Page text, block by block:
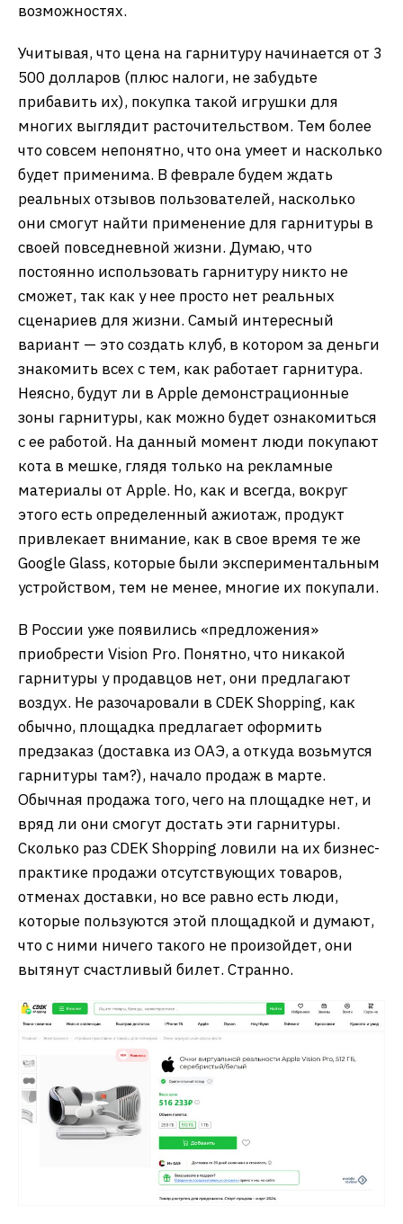
возможностях.
Учитывая, что цена на гарнитуру начинается от 3
500 долларов (плюс налоги, не забудьте
прибавить их), покупка такой игрушки для
многих выглядит расточительством. Тем более
что совсем непонятно, что она умеет и насколько
будет применима. В феврале будем ждать
реальных отзывов пользователей, насколько
они смогут найти применение для гарнитуры в
своей повседневной жизни. Думаю, что
постоянно использовать гарнитуру никто не
сможет, так как у нее просто нет реальных
сценариев для жизни. Самый интересный
вариант — это создать клуб, в котором за деньги
знакомить всех с тем, как работает гарнитура.
Неясно, будут ли в Apple демонстрационные
зоны гарнитуры, как можно будет ознакомиться
с ее работой. На данный момент люди покупают
кота в мешке, глядя только на рекламные
материалы от Apple. Но, как и всегда, вокруг
этого есть определенный ажиотаж, продукт
привлекает внимание, как в свое время те же
Google Glass, которые были экспериментальным
устройством, тем не менее, многие их покупали.
В России уже появились «предложения»
приобрести Vision Pro. Понятно, что никакой
гарнитуры у продавцов нет, они предлагают
воздух. Не разочаровали в CDEK Shopping, как
обычно, площадка предлагает оформить
предзаказ (доставка из ОАЭ, а откуда возьмутся
гарнитуры там?), начало продаж в марте.
Обычная продажа того, чего на площадке нет, и
вряд ли они смогут достать эти гарнитуры.
Сколько раз CDEK Shopping ловили на их бизнес-
практике продажи отсутствующих товаров,
отменах доставки, но все равно есть люди,
которые пользуются этой площадкой и думают,
что с ними ничего такого не произойдет, они
вытянут счастливый билет. Странно.